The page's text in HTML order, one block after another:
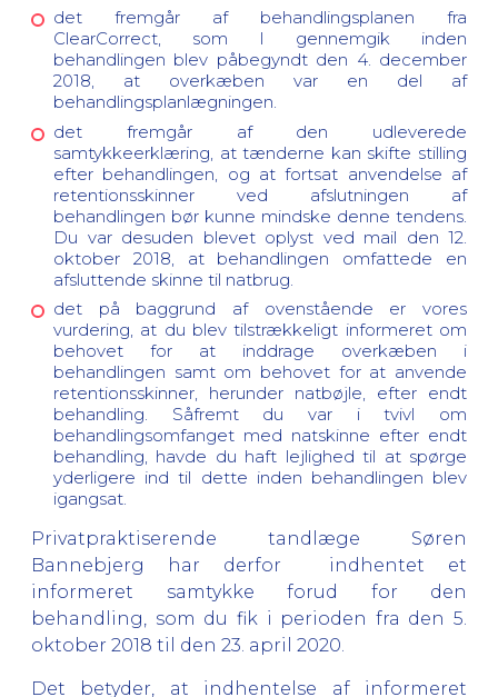
det fremgår af behandlingsplanen fra
ClearCorrect, som I gennemgik inden
behandlingen blev påbegyndt den 4. december
2018, at overkæben var en del af
behandlingsplanlægningen.
det fremgår af den udleverede
samtykkeerklæring, at tænderne kan skifte stilling
efter behandlingen, og at fortsat anvendelse af
retentionsskinner ved afslutningen af
behandlingen bør kunne mindske denne tendens.
Du var desuden blevet oplyst ved mail den 12.
oktober 2018, at behandlingen omfattede en
afsluttende skinne til natbrug.
det på baggrund af ovenstående er vores
vurdering, at du blev tilstrækkeligt informeret om
behovet for at inddrage overkæben i
behandlingen samt om behovet for at anvende
retentionsskinner, herunder natbøjle, efter endt
behandling. Såfremt du var i tvivl om
behandlingsomfanget med natskinne efter endt
behandling, havde du haft lejlighed til at spørge
yderligere ind til dette inden behandlingen blev
igangsat.
Privatpraktiserende tandlæge Søren
Bannebjerg har derfor
indhentet et
informeret samtykke forud for den
behandling, som du fik i perioden fra den 5.
oktober 2018 til den 23. april 2020.
Det betyder, at indhentelse af informeret